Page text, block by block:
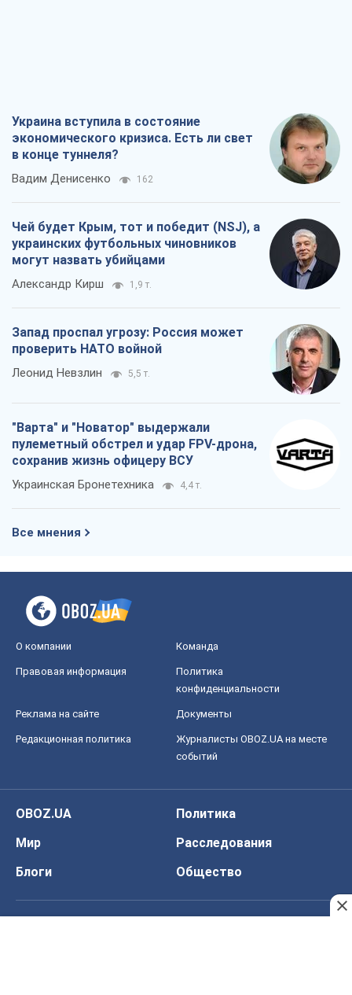
Украина вступила в состояние
экономического кризиса. Есть ли свет
в конце туннеля?
Вадим Денисенко 162
Чей будет Крым, тот и победит (NSJ), а
украинских футбольных чиновников
могут назвать убийцами
Александр Кирш 1,9 т.
Запад проспал угрозу: Россия может
проверить НАТО войной
Леонид Невзлин 5,5 т.
"Варта" и "Новатор" выдержали
пулеметный обстрел и удар FPV-дрона,
сохранив жизнь офицеру ВСУ
Украинская Бронетехника 4,4 т.
Все мнения
О компании Команда
Правовая информация
Политика
конфиденциальности
Реклама на сайте Документы
Редакционная политика
Журналисты OBOZ.UA на месте
событий
OBOZ.UA
Политика
Мир
Расследования
Блоги
Общество